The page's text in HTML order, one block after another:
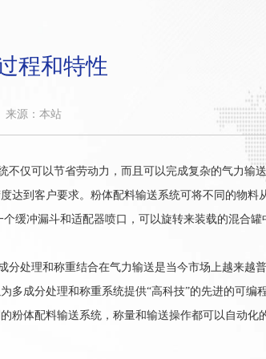
程和特性
源：本站
仅可以节省劳动力，而且可以完成复杂的气力输
达到客户要求。粉体配料输送系统可将不同的物料
缓冲漏斗和适配器喷口，可以旋转来装载的混合
处理和称重结合在气力输送是当今市场上越来越
成分处理和称重系统提供“高科技”的先进的可编
体配料输送系统，称量和输送操作都可以自动化